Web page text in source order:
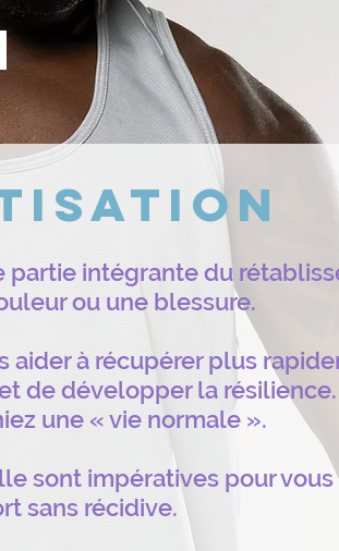
partie intégrante du
ou une blessure.
aider à récupérer plus
de développer la
une « vie normale ».
sont impératives pour vous
sans récidive.